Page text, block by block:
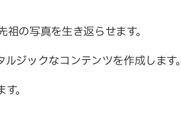
の写真を生き返らせます。
ジックなコンテンツを作成します。
。